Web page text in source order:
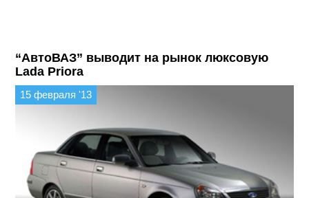
“АвтоВАЗ” выводит на рынок люксовую
Lada Priora
15 февраля '13